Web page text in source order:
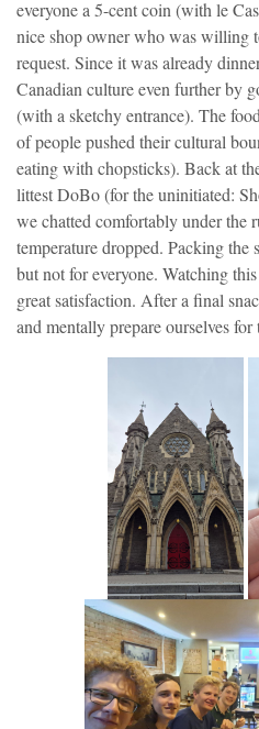
everyone a 5-cent coin (with le
nice shop owner who was willing
request. Since it was already
Canadian culture even further by
(with a sketchy entrance). The
of people pushed their cultural
eating with chopsticks). Back at
littest DoBo (for the uninitiated:
we chatted comfortably under the
temperature dropped. Packing the
but not for everyone. Watching
great satisfaction. After a final
and mentally prepare ourselves